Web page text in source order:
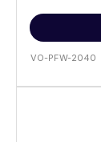
VO-PFW-2040